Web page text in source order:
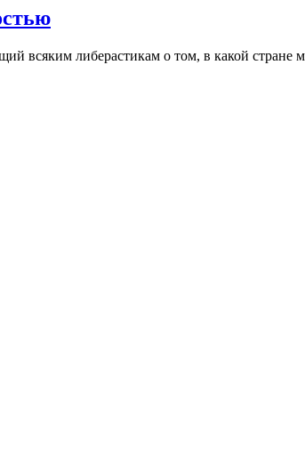
всяким либерастикам о том, в какой стране